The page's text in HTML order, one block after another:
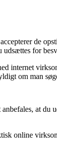
de
udsættes for
internet
om man
at
online